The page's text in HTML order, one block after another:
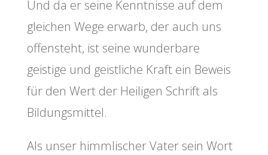
Und da er seine Kenntnisse auf dem
gleichen Wege erwarb, der auch uns
offensteht, ist seine wunderbare
geistige und geistliche Kraft ein Beweis
für den Wert der Heiligen Schrift als
Bildungsmittel.
Als unser himmlischer Vater sein Wort